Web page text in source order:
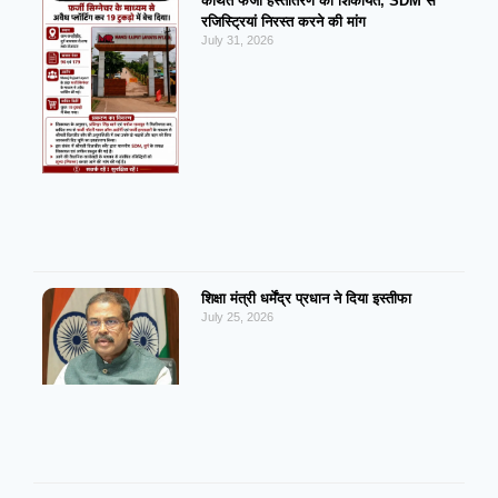
रजिस्ट्रियां निरस्त करने की मांग
July 31, 2026
शिक्षा मंत्री धर्मेंद्र प्रधान ने दिया इस्तीफा
July 25, 2026